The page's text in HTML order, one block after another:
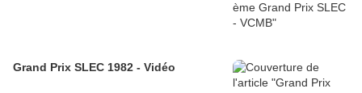
Grand Prix SLEC 1982 - Vidéo